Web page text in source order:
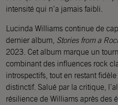
intensité qui n’a jamais faibli.
Lucinda Williams continue de
dernier album, Stories from a
2023. Cet album marque un
combinant des influences rock
introspectifs, tout en restant
distinctif. Salué par la critique,
résilience de Williams après des